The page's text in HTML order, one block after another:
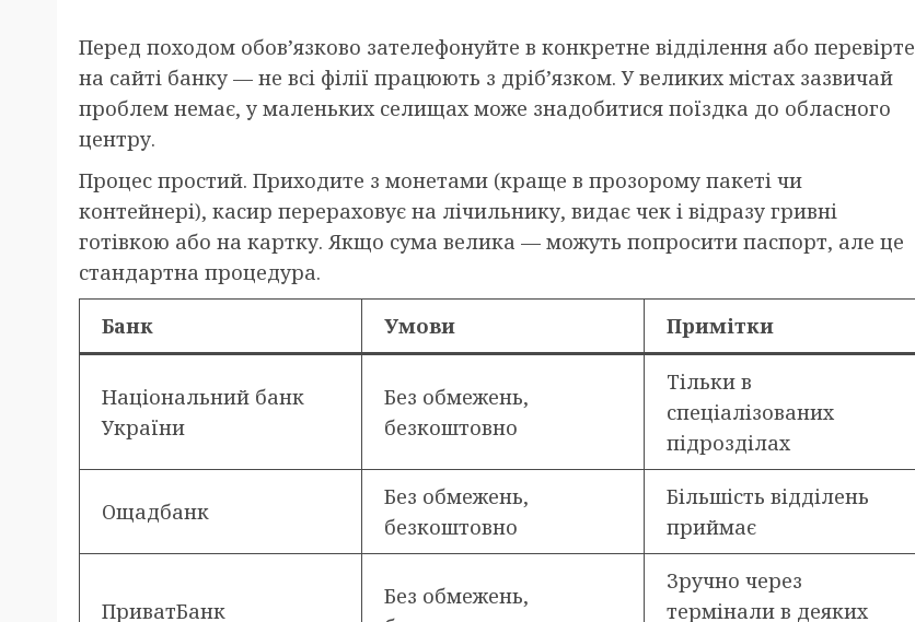
Перед походом обов’язково зателефонуйте в конкретне відділення або перевірте
на сайті банку — не всі філії працюють з дріб’язком. У великих містах зазвичай
проблем немає, у маленьких селищах може знадобитися поїздка до обласного
центру.
Процес простий. Приходите з монетами (краще в прозорому пакеті чи
контейнері), касир перераховує на лічильнику, видає чек і відразу гривні
готівкою або на картку. Якщо сума велика — можуть попросити паспорт, але це
стандартна процедура.
Банк Умови Примітки
Національний банк
України
Без обмежень,
безкоштовно
Тільки в
спеціалізованих
підрозділах
Ощадбанк
Без обмежень,
безкоштовно
Більшість відділень
приймає
ПриватБанк
Без обмежень,
Зручно через
термінали в деяких